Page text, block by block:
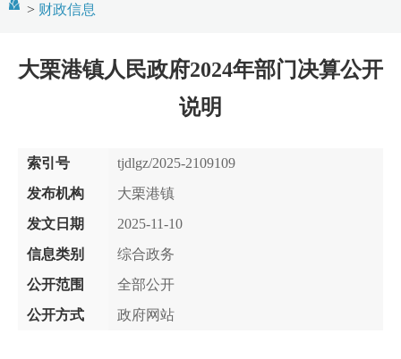
> 财政信息
大栗港镇人民政府2024年部门决算公开
说明
索引号
tjdlgz/2025-2109109
发布机构
大栗港镇
发文日期
2025-11-10
信息类别
综合政务
公开范围
全部公开
公开方式
政府网站